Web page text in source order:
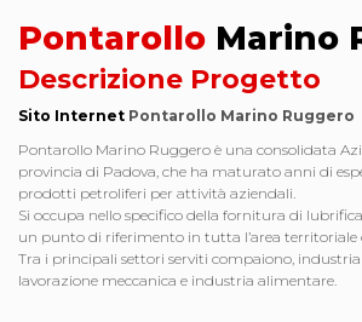
Pontarollo Marino
Descrizione Progetto
Sito Internet Pontarollo Marino Ruggero
Pontarollo Marino Ruggero è una consolidata
provincia di Padova, che ha maturato anni di
prodotti petroliferi per attività aziendali.
Si occupa nello specifico della fornitura di
un punto di riferimento in tutta l’area territoriale
Tra i principali settori serviti compaiono,
lavorazione meccanica e industria alimentare.